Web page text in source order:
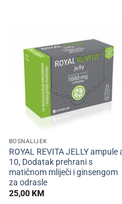
BOSNALIJEK
ROYAL REVITA JELLY ampule
10, Dodatak prehrani s
matičnom mliječi i ginsengom
za odrasle
25,00KM